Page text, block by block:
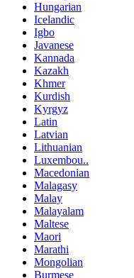
Hungarian
Icelandic
Igbo
Javanese
Kannada
Kazakh
Khmer
Kurdish
Kyrgyz
Latin
Latvian
Lithuanian
Luxembou..
Macedonian
Malagasy
Malay
Malayalam
Maltese
Maori
Marathi
Mongolian
Burmese